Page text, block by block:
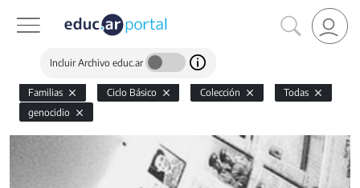
Incluir Archivo educ.ar
Familias Ciclo Básico Colección
Todas
genocidio